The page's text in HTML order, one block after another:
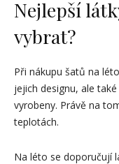
Nejlepší
vybrat?
Při nákupu šatů na
jejich designu, ale
vyrobeny. Právě na
teplotách.
Na léto se doporučují